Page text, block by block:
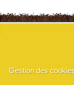
Gestion des